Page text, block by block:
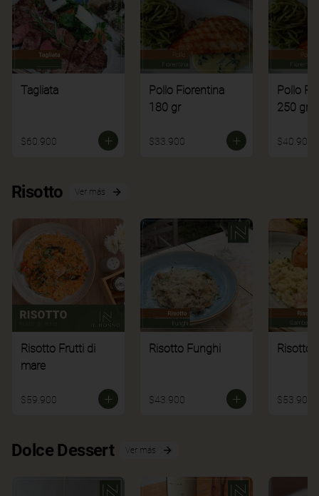
Tagliata
$60.900
Pollo Fiorentina
180 gr
$33.900
Pollo
250 gr
$40.900
Risotto Ver más
Risotto Frutti di
mare
$59.900
Risotto Funghi
$43.900
Risotto
$53.900
Dolce Dessert Ver más